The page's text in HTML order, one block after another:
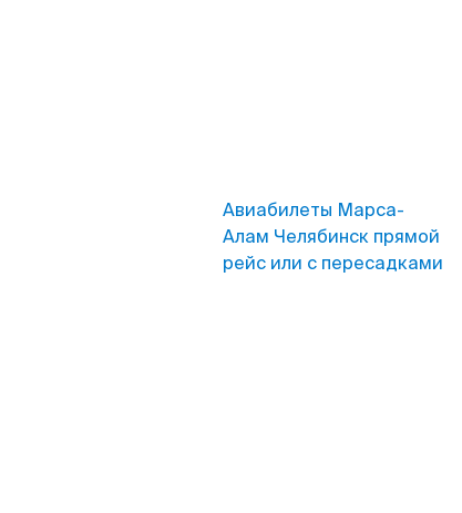
Авиабилеты Марса-
Алам Челябинск прямой
рейс или с пересадками